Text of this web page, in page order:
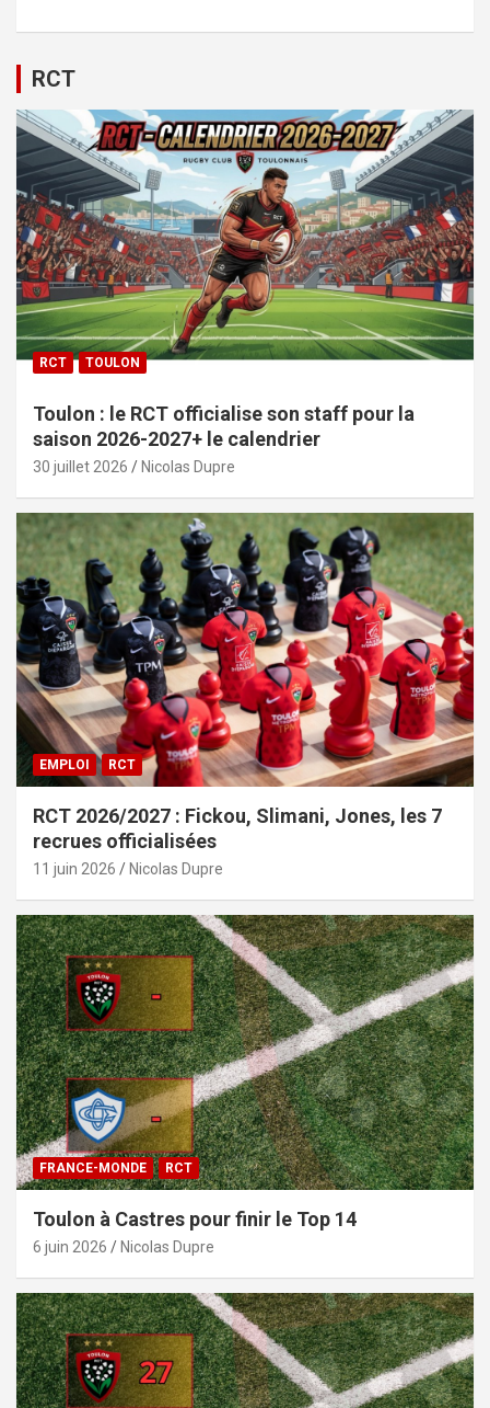
RCT
RCT TOULON
Toulon : le RCT officialise son staff pour la
saison 2026-2027+ le calendrier
30 juillet 2026 Nicolas Dupre
EMPLOI RCT
RCT 2026/2027 : Fickou, Slimani, Jones, les 7
recrues officialisées
11 juin 2026 Nicolas Dupre
FRANCE-MONDE RCT
Toulon à Castres pour finir le Top 14
6 juin 2026 Nicolas Dupre